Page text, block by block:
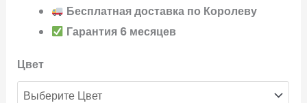
Бесплатная доставка по Королеву
Гарантия 6 месяцев
Цвет